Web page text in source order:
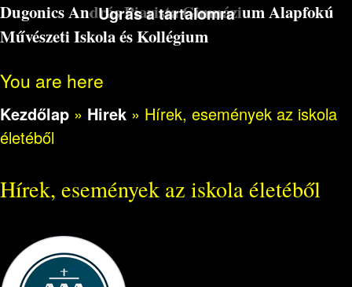
Ugrás a tartalomra
Dugonics András Piarista Gimnázium Alapfokú
Művészeti Iskola és Kollégium
You are here
Kezdőlap » Hirek » Hírek, események az iskola
életéből
Hírek, események az iskola életéből